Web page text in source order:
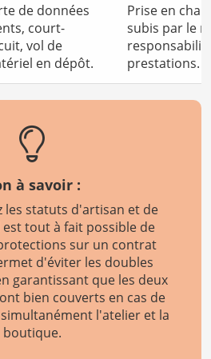
de données
court-
vol de
en dépôt.
Prise en
subis par le
prestations.
à savoir :
les statuts d'artisan et de
tout à fait possible de
sur un contrat
d'éviter les doubles
garantissant que les deux
bien couverts en cas de
l'atelier et la
boutique.